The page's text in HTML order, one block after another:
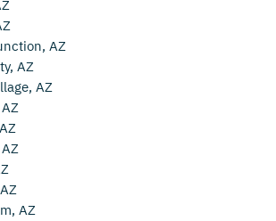
AZ
AZ
AZ
AZ